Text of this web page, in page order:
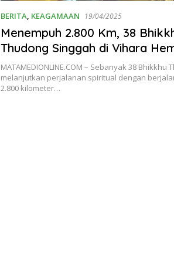
BERITA, KEAGAMAAN 19/04/2025
Menempuh 2.800 Km, 38
Thudong Singgah di Vihara
Mettavati
MATAMEDIONLINE.COM – Sebanyak 38 Bhikkhu
melanjutkan perjalanan spiritual dengan
2.800 kilometer…